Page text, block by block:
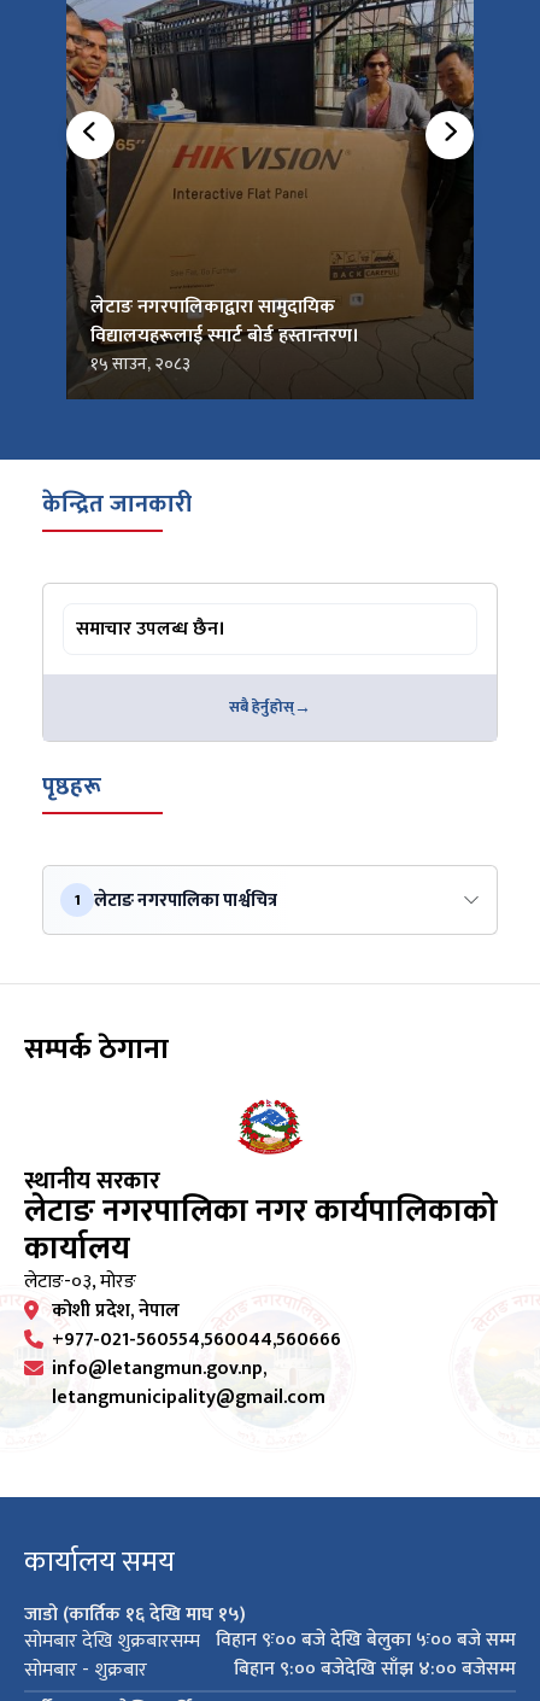
लेटाङ नगरपालिकाद्वारा सामुदायिक
विद्यालयहरूलाई स्मार्ट बोर्ड हस्तान्तरण।
१५ साउन, २०८३
केन्द्रित जानकारी
समाचार उपलब्ध छैन।
सबै हेर्नुहोस्
पृष्ठहरू
1 लेटाङ नगरपालिका पार्श्वचित्र
सम्पर्क ठेगाना
स्थानीय सरकार
लेटाङ नगरपालिका नगर कार्यपालिकाको
कार्यालय
लेटाङ-०३, मोरङ
कोशी प्रदेश, नेपाल
+977-021-560554,560044,560666
info@letangmun.gov.np,
letangmunicipality@gmail.com
कार्यालय समय
जाडो (कार्तिक १६ देखि माघ १५)
सोमबार देखि शुक्रबारसम्म विहान ९ः०० बजे देखि बेलुका ५ः०० बजे सम्म
सोमबार - शुक्रबार
बिहान ९:०० बजेदेखि साँझ ४:०० बजेसम्म